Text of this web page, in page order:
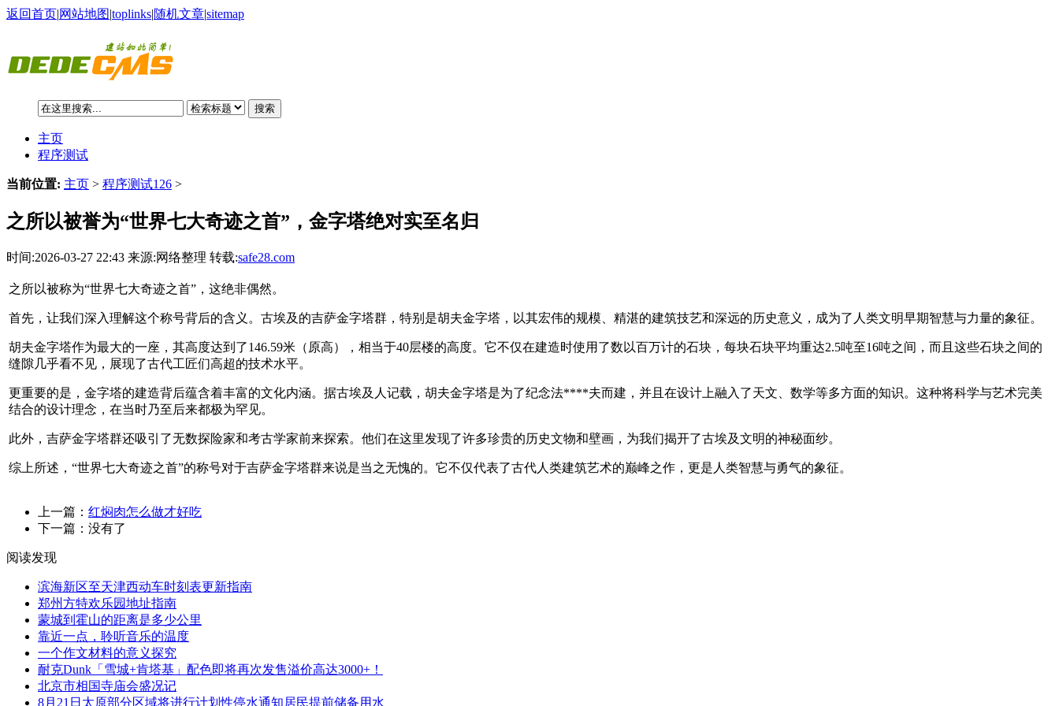
返回首页|网站地图|toplinks|随机文章|sitemap
搜索
主页
程序测试
当前位置: 主页 > 程序测试126 >
之所以被誉为“世界七大奇迹之首”，金字塔绝对实至名归
时间:2026-03-27 22:43 来源:网络整理 转载:safe28.com
之所以被称为“世界七大奇迹之首”，这绝非偶然。
首先，让我们深入理解这个称号背后的含义。古埃及的吉萨金字塔群，特别是胡夫金字塔，以其宏伟的规模、精湛的建筑技艺和深远的历史意义，成为了人类文明早期智慧与力量的象征。
胡夫金字塔作为最大的一座，其高度达到了146.59米（原高），相当于40层楼的高度。它不仅在建造时使用了数以百万计的石块，每块石块平均重达2.5吨至16吨之间，而且这些石块之间的
缝隙几乎看不见，展现了古代工匠们高超的技术水平。
更重要的是，金字塔的建造背后蕴含着丰富的文化内涵。据古埃及人记载，胡夫金字塔是为了纪念法****夫而建，并且在设计上融入了天文、数学等多方面的知识。这种将科学与艺术完美
结合的设计理念，在当时乃至后来都极为罕见。
此外，吉萨金字塔群还吸引了无数探险家和考古学家前来探索。他们在这里发现了许多珍贵的历史文物和壁画，为我们揭开了古埃及文明的神秘面纱。
综上所述，“世界七大奇迹之首”的称号对于吉萨金字塔群来说是当之无愧的。它不仅代表了古代人类建筑艺术的巅峰之作，更是人类智慧与勇气的象征。
上一篇： 红焖肉怎么做才好吃
下一篇：没有了
阅读发现
滨海新区至天津西动车时刻表更新指南
郑州方特欢乐园地址指南
蒙城到霍山的距离是多少公里
靠近一点，聆听音乐的温度
一个作文材料的意义探究
耐克Dunk「雪城+肯塔基」配色即将再次发售溢价高达3000+！
北京市相国寺庙会盛况记
8月21日太原部分区域将进行计划性停水通知居民提前储备用水